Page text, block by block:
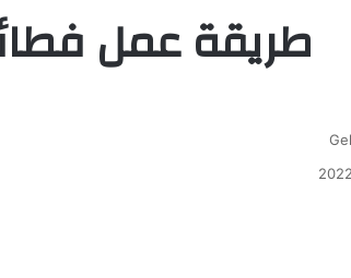
طريقة عمل